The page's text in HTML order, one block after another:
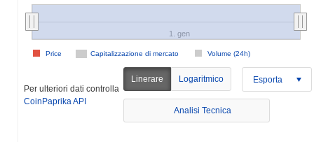
Capitalizzazione di mercato Volume (24h)
Price
1. gen
Per ulteriori dati controlla
CoinPaprika API
Linerare Logaritmico Esporta
Analisi Tecnica